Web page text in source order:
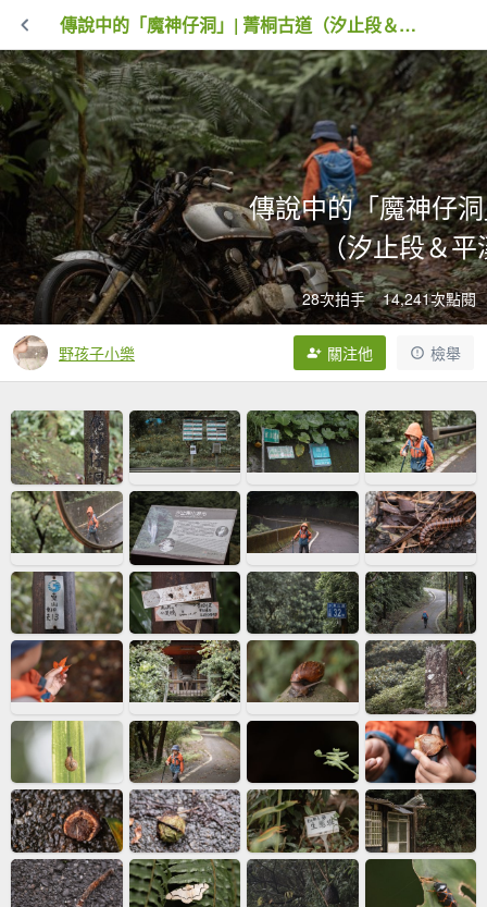
傳說中的「魔神仔洞」| 菁桐古道（汐止段＆平溪段）
傳說中的「魔神仔
（汐止段＆平
28次拍手 14,241次點閱
野孩子小樂 關注他 檢舉